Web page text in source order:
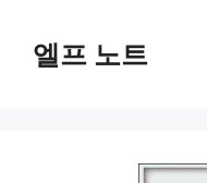
엘프 노트